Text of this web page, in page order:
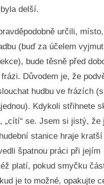
delší.
určili,
(buď za účelem
bude těsně před
Důvodem je, že
hudbu ve frázích
Kdykoli střihnete
„cítí“ se. Jsem si jistý, že
stanice hraje
špatnou práci při jejím
platí, pokud smyčku
je to možné, opakujte